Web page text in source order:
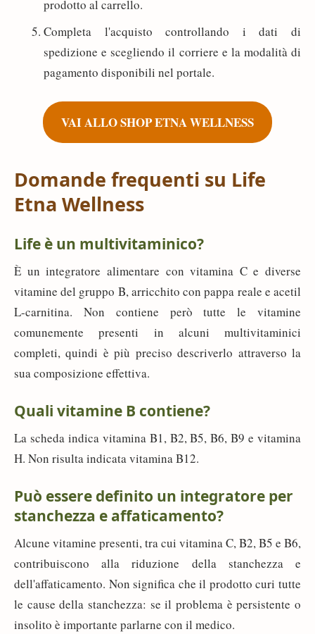
prodotto al carrello.
Completa l'acquisto controllando i dati di
spedizione e scegliendo il corriere e la modalità di
pagamento disponibili nel portale.
VAI ALLO SHOP ETNA WELLNESS
Domande frequenti su Life
Etna Wellness
Life è un multivitaminico?
È un integratore alimentare con vitamina C e diverse
vitamine del gruppo B, arricchito con pappa reale e acetil
L-carnitina. Non contiene però tutte le vitamine
comunemente presenti in alcuni multivitaminici
completi, quindi è più preciso descriverlo attraverso la
sua composizione effettiva.
Quali vitamine B contiene?
La scheda indica vitamina B1, B2, B5, B6, B9 e vitamina
H. Non risulta indicata vitamina B12.
Può essere definito un integratore per
stanchezza e affaticamento?
Alcune vitamine presenti, tra cui vitamina C, B2, B5 e B6,
contribuiscono alla riduzione della stanchezza e
dell'affaticamento. Non significa che il prodotto curi tutte
le cause della stanchezza: se il problema è persistente o
insolito è importante parlarne con il medico.